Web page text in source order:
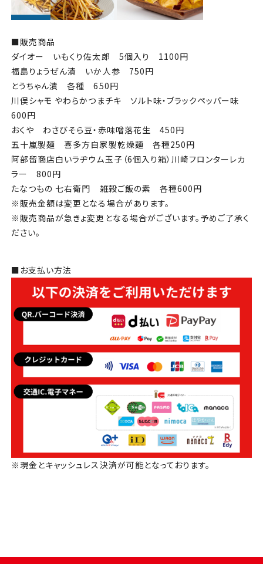
■販売商品
ダイオー いもくり佐太郎 5個入り 1100円
福島りょうぜん漬 いか人参 750円
とうちゃん漬 各種 650円
川俣シャモ やわらかつまチキ ソルト味・ブラックペッパー味
600円
おくや わさびそら豆・赤味噌落花生 450円
五十嵐製麺 喜多方自家製乾燥麺 各種250円
阿部留商店白いラヂウム玉子（6個入り箱）川崎フロンターレカ
ラー 800円
たなつもの 七右衛門 雑穀ご飯の素 各種600円
※販売金額は変更となる場合があります。
※販売商品が急きょ変更となる場合がございます。予めご了承く
ださい。
■お支払い方法
※現金とキャッシュレス決済が可能となっております。